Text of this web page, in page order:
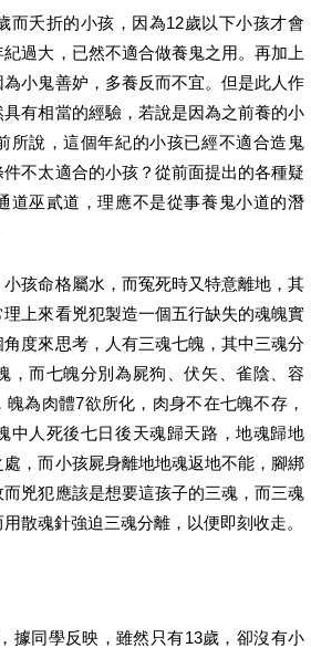
而夭折的小孩，因為12歲以下小孩才會
過大，已然不適合做養鬼之用。再加上
小鬼善妒，多養反而不宜。但是此人作
有相當的經驗，若說是因為之前養的小
所說，這個年紀的小孩已經不適合造鬼
不太適合的小孩？從前面提出的各種疑
道巫貳道，理應不是從事養鬼小道的潛
孩命格屬水，而冤死時又特意離地，其
上來看兇犯製造一個五行缺失的魂魄實
度來思考，人有三魂七魄，其中三魂分
，而七魄分別為屍狗、伏矢、雀陰、容
為肉體7欲所化，肉身不在七魄不存，
中人死後七日後天魂歸天路，地魂歸地
，而小孩屍身離地地魂返地不能，腳綁
兇犯應該是想要這孩子的三魂，而三魂
散魂針強迫三魂分離，以便即刻收走。
據同學反映，雖然只有13歲，卻沒有小